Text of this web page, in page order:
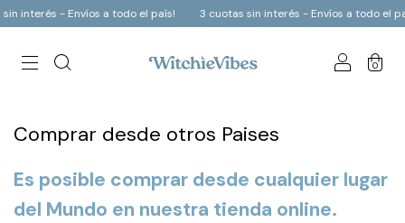
interés - Envíos a todo el país! 3 cuotas sin interés - Envíos a todo el
0
Comprar desde otros Paises
Es posible comprar desde cualquier lugar
del Mundo en nuestra tienda online.